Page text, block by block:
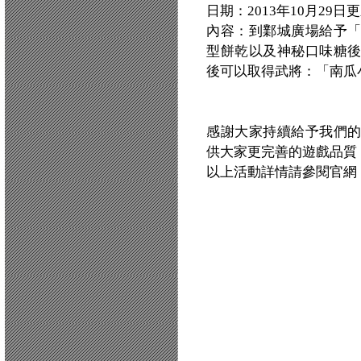
日期：2013年10月29日
內容：到鄴城廣場給予
型餅乾以及神秘口味糖
後可以取得武將：「南
感謝大家持續給予我們
供大家更完善的遊戲品質
以上活動詳情請參閱官網